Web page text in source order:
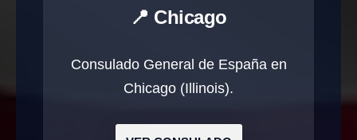
📍 Chicago
Consulado General de España en
Chicago (Illinois).